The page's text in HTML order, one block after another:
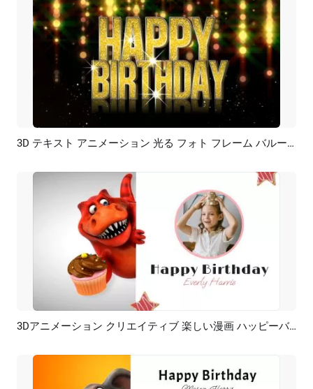
プレビュー AI再生成 3D テキスト アニメーション 光る フォト フレーム バルーン ハッピー バースデー イントロ
プレビュー AI再生成 3Dアニメーション クリエイティブ 楽しい漫画 ハッピーバースデー カバー イントロ